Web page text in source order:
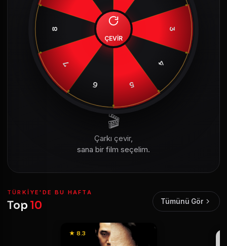
3
4
5
6
7
8
ÇEVİR
🎬
Çarkı çevir,
sana bir film seçelim.
TÜRKIYE'DE BU HAFTA
Top 10 Tümünü Gör
★ 8.3